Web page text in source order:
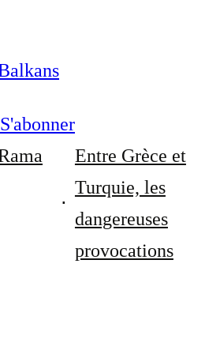
S'abonner
Entre Grèce et
Turquie, les
dangereuses
provocations